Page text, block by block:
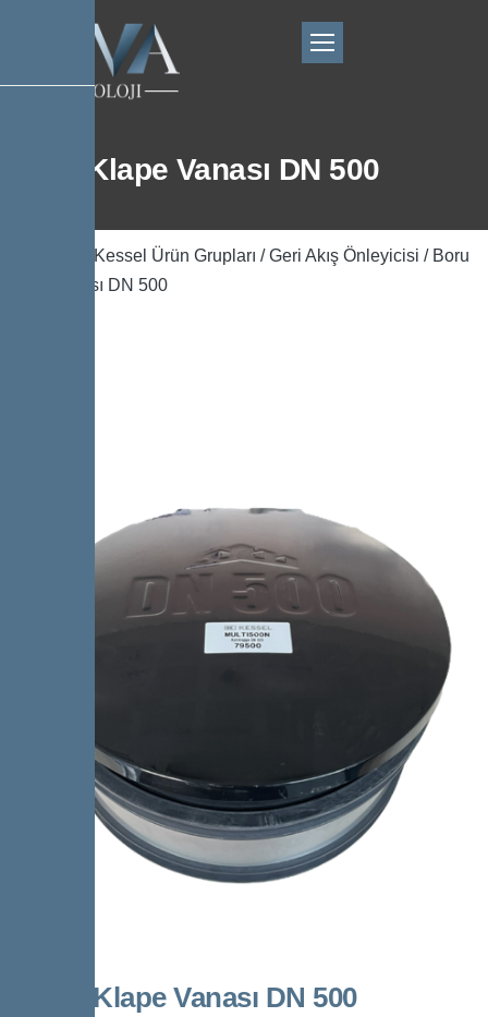
Boru Klape Vanası DN 500
Kessel Ürün Grupları /Geri Akış Önleyicisi / Boru
Klape Vanası DN 500
Boru Klape Vanası DN 500